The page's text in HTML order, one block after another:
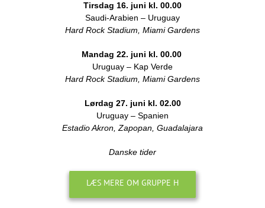
Tirsdag 16. juni kl. 00.00
Saudi-Arabien – Uruguay
Hard Rock Stadium, Miami Gardens
Mandag 22. juni kl. 00.00
Uruguay – Kap Verde
Hard Rock Stadium, Miami Gardens
Lørdag 27. juni kl. 02.00
Uruguay – Spanien
Estadio Akron, Zapopan, Guadalajara
Danske tider
LÆS MERE OM GRUPPE H